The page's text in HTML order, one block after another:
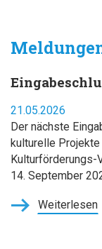
21.05.2026
Der nächste
kulturelle
Kulturförderungs-
14. September
Weiterlesen